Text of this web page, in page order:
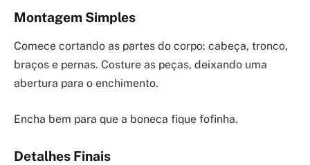
Montagem Simples
Comece cortando as partes do corpo: cabeça, tronco,
braços e pernas. Costure as peças, deixando uma
abertura para o enchimento.
Encha bem para que a boneca fique fofinha.
Detalhes Finais